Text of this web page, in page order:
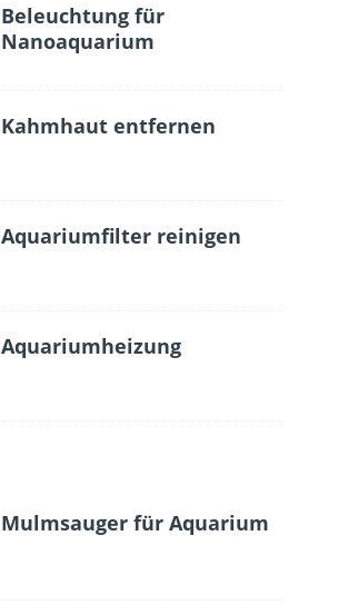
Beleuchtung für
Nanoaquarium
Kahmhaut entfernen
Aquariumfilter reinigen
Aquariumheizung
Mulmsauger für Aquarium